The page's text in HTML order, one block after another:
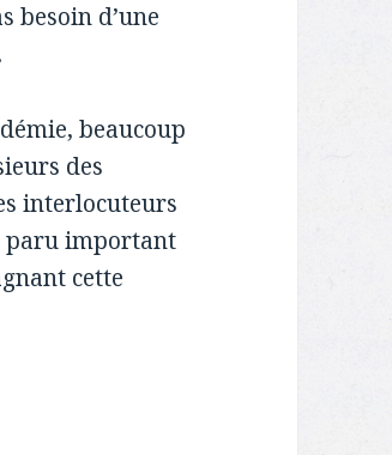
besoin d’une
beaucoup
des
interlocuteurs
paru important
cette